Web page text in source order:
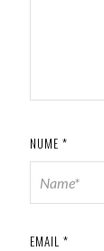
NUME *
EMAIL *